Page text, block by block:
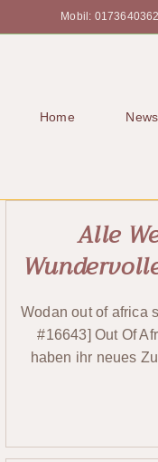
Mobil:
Home News
Alle
Wodan out of africa
#16643] Out Of
haben ihr neues